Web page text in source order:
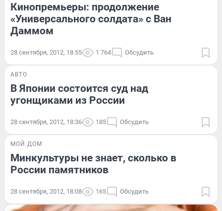
Кинопремьеры: продолжение
«Универсального солдата» с Ван
Даммом
28 сентября, 2012, 18:55 1 764 Обсудить
АВТО
В Японии состоится суд над
угонщиками из России
28 сентября, 2012, 18:36 185 Обсудить
МОЙ ДОМ
Минкультуры не знает, сколько в
России памятников
28 сентября, 2012, 18:08 165 Обсудить